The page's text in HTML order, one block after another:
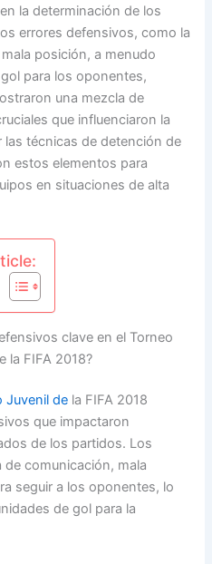
la determinación de los
errores defensivos, como la
posición, a menudo
para los oponentes,
una mezcla de
que influenciaron la
las técnicas de detención de
estos elementos para
en situaciones de alta
clave en el Torneo
la FIFA 2018?
Juvenil de la FIFA 2018
que impactaron
de los partidos. Los
comunicación, mala
seguir a los oponentes, lo
de gol para la